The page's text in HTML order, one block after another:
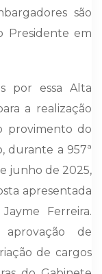
são
Presidente em
por essa Alta
a realização
provimento do
durante a 957ª
junho de 2025,
apresentada
Ferreira.
de
de cargos